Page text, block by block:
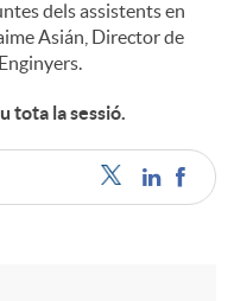
dels assistents en
Asián, Director de
tota la sessió.